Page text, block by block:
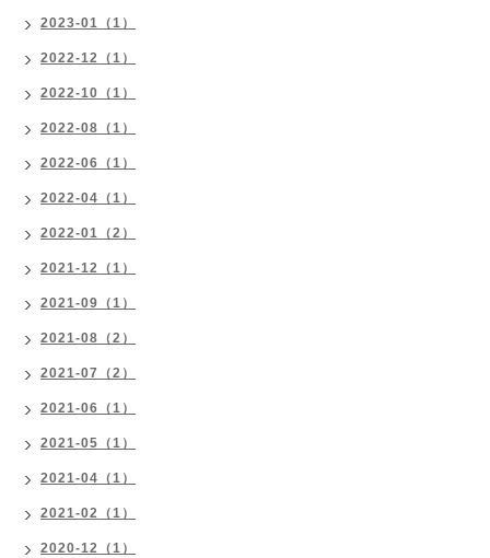
2023-01（1）
2022-12（1）
2022-10（1）
2022-08（1）
2022-06（1）
2022-04（1）
2022-01（2）
2021-12（1）
2021-09（1）
2021-08（2）
2021-07（2）
2021-06（1）
2021-05（1）
2021-04（1）
2021-02（1）
2020-12（1）